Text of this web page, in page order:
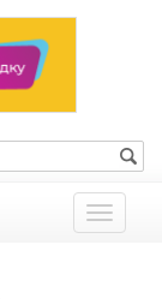
Показать
меню